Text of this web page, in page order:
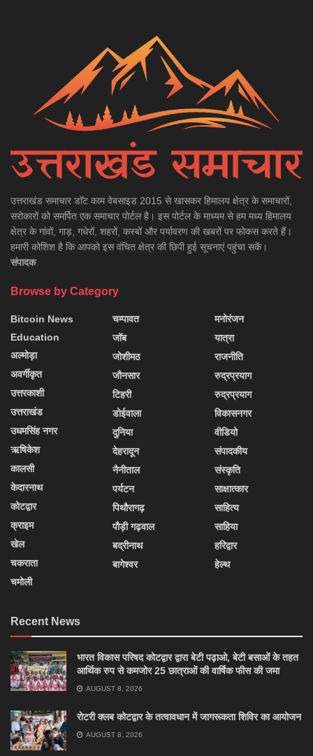
उत्तराखंड समाचार डाॅट काम वेबसाइड 2015 से खासकर हिमालय क्षेत्र के समाचारों,
सरोकारों को समर्पित एक समाचार पोर्टल है। इस पोर्टल के माध्यम से हम मध्य हिमालय
क्षेत्र के गांवों, गाड़, गधेरों, शहरों, कस्बों और पर्यावरण की खबरों पर फोकस करते हैं।
हमारी कोशिश है कि आपको इस वंचित क्षेत्र की छिपी हुई सूचनाएं पहुंचा सकें।
संपादक
Browse by Category
Bitcoin News
Education
अल्मोड़ा
अवर्गीकृत
उत्तरकाशी
उत्तराखंड
उधमसिंह नगर
ऋषिकेश
कालसी
केदारनाथ
कोटद्वार
क्राइम
खेल
चकराता
चमोली
चम्पावत
जॉब
जोशीमठ
जौनसार
टिहरी
डोईवाला
दुनिया
देहरादून
नैनीताल
पर्यटन
पिथौरागढ़
पौड़ी गढ़वाल
बद्रीनाथ
बागेश्वर
मनोरंजन
यात्रा
राजनीति
रुद्रप्रयाग
रुद्रप्रयाग
विकासनगर
वीडियो
संपादकीय
संस्कृति
साक्षात्कार
साहित्य
साहिया
हरिद्वार
हेल्थ
Recent News
भारत विकास परिषद कोटद्वार द्वारा बेटी पढ़ाओ, बेटी बसाओं के तहत
आर्थिक रुप से कमजोर 25 छात्राओं की वार्षिक फीस की जमा
AUGUST 8, 2026
रोटरी क्लब कोटद्वार के तत्वावधान में जागरूकता शिविर का आयोजन
AUGUST 8, 2026